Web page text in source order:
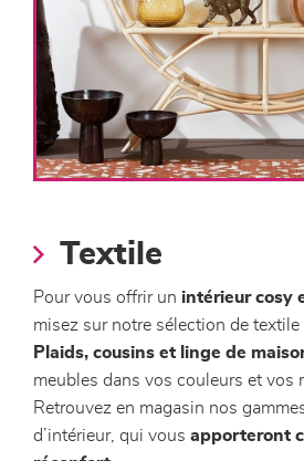
Textile
Pour vous offrir un intérieur cosy
misez sur notre sélection de textile
Plaids, cousins et linge de
meubles dans vos couleurs et vos
Retrouvez en magasin nos
d’intérieur, qui vous apporteront